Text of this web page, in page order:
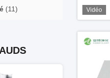
(11) Vidéo